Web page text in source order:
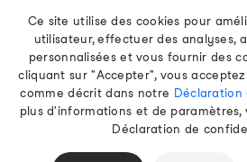
Contact
Français
© 2026 EAMT GmbH
Ce site utilise des cookies pour
utilisateur, effectuer des analyses,
personnalisées et vous fournir des
cliquant sur "Accepter", vous
comme décrit dans notre
plus d'informations et de
Déclaration de